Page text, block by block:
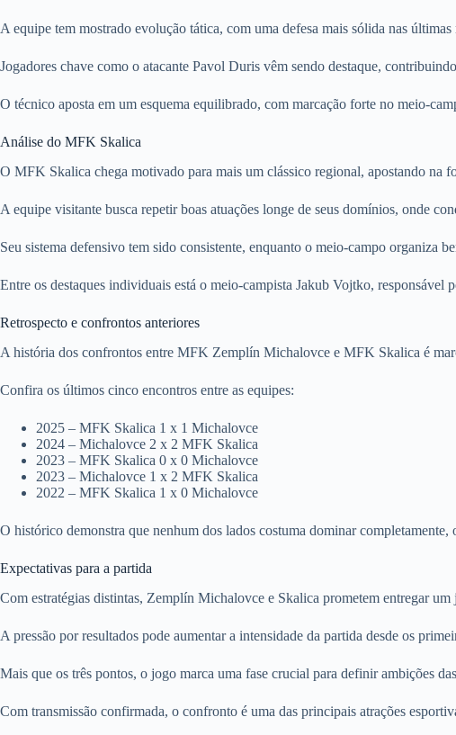
A equipe tem mostrado evolução tática, com uma defesa mais sólida nas
Jogadores chave como o atacante Pavol Duris vêm sendo destaque,
O técnico aposta em um esquema equilibrado, com marcação forte no meio-
Análise do MFK Skalica
O MFK Skalica chega motivado para mais um clássico regional, apostando na
A equipe visitante busca repetir boas atuações longe de seus domínios, onde
Seu sistema defensivo tem sido consistente, enquanto o meio-campo organiza
Entre os destaques individuais está o meio-campista Jakub Vojtko, responsável
Retrospecto e confrontos anteriores
A história dos confrontos entre MFK Zemplín Michalovce e MFK Skalica é
Confira os últimos cinco encontros entre as equipes:
2025 – MFK Skalica 1 x 1 Michalovce
2024 – Michalovce 2 x 2 MFK Skalica
2023 – MFK Skalica 0 x 0 Michalovce
2023 – Michalovce 1 x 2 MFK Skalica
2022 – MFK Skalica 1 x 0 Michalovce
O histórico demonstra que nenhum dos lados costuma dominar
Expectativas para a partida
Com estratégias distintas, Zemplín Michalovce e Skalica prometem entregar
A pressão por resultados pode aumentar a intensidade da partida desde os
Mais que os três pontos, o jogo marca uma fase crucial para definir ambições
Com transmissão confirmada, o confronto é uma das principais atrações